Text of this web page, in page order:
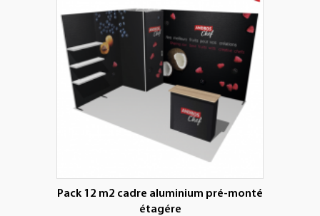
Pack 12 m2 cadre aluminium pré-monté
étagére